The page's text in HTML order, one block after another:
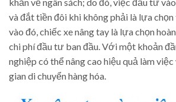
và đắt tiền đôi khi không phải là lựa chọn
vào đó, chiếc xe nâng tay là lựa chọn
chi phí đầu tư ban đầu. Với một khoản
nghiệp có thể nâng cao hiệu quả làm
gian di chuyển hàng hóa.